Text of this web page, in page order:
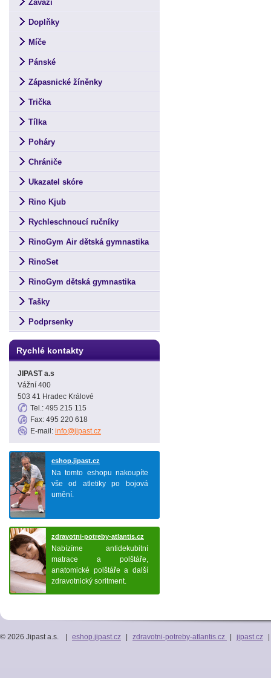
Závaží
Doplňky
Míče
Pánské
Zápasnické žíněnky
Trička
Tílka
Poháry
Chrániče
Ukazatel skóre
Rino Kjub
Rychleschnoucí ručníky
RinoGym Air dětská gymnastika
RinoSet
RinoGym dětská gymnastika
Tašky
Podprsenky
Rychlé kontakty
JIPAST a.s
Vážní 400
503 41 Hradec Králové
Tel.: 495 215 115
Fax: 495 220 618
E-mail: info@jipast.cz
eshop.jipast.cz
Na tomto eshopu nakoupíte
vše od atletiky po bojová
umění.
zdravotni-potreby-atlantis.cz
Nabízíme antidekubitní
matrace a polštáře,
anatomické polštáře a další
zdravotnický soritment.
eshop.jipast.cz zdravotni-potreby-atlantis.cz jipast.cz
© 2026 Jipast a.s.